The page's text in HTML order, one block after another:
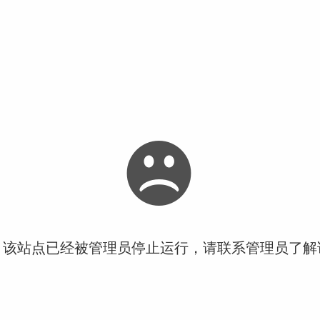
站点已经被管理员停止运行，请联系管理员了